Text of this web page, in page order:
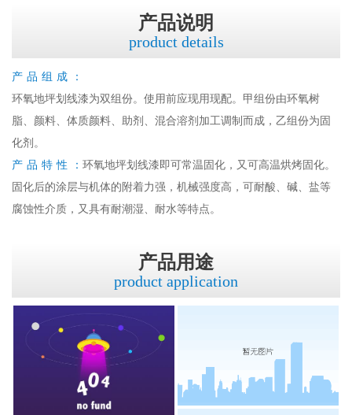
产品说明
product details
产品组成：
环氧地坪划线漆为双组份。使用前应现用现配。甲组份由环氧树
脂、颜料、体质颜料、助剂、混合溶剂加工调制而成，乙组份为固
化剂。
产品特性： 环氧地坪划线漆即可常温固化，又可高温烘烤固化。
固化后的涂层与机体的附着力强，机械强度高，可耐酸、碱、盐等
腐蚀性介质，又具有耐潮湿、耐水等特点。
产品用途
product application